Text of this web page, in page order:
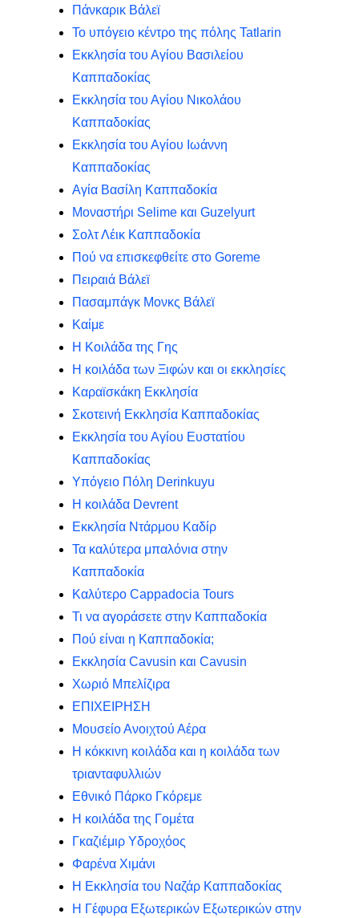
Πάνκαρικ Βάλεϊ
Το υπόγειο κέντρο της πόλης Tatlarin
Εκκλησία του Αγίου Βασιλείου
Καππαδοκίας
Εκκλησία του Αγίου Νικολάου
Καππαδοκίας
Εκκλησία του Αγίου Ιωάννη
Καππαδοκίας
Αγία Βασίλη Καππαδοκία
Μοναστήρι Selime και Guzelyurt
Σολτ Λέικ Καππαδοκία
Πού να επισκεφθείτε στο Goreme
Πειραιά Βάλεϊ
Πασαμπάγκ Μονκς Βάλεϊ
Καίμε
Η Κοιλάδα της Γης
Η κοιλάδα των Ξιφών και οι εκκλησίες
Καραϊσκάκη Εκκλησία
Σκοτεινή Εκκλησία Καππαδοκίας
Εκκλησία του Αγίου Ευστατίου
Καππαδοκίας
Υπόγειο Πόλη Derinkuyu
Η κοιλάδα Devrent
Εκκλησία Ντάρμου Καδίρ
Τα καλύτερα μπαλόνια στην
Καππαδοκία
Καλύτερο Cappadocia Tours
Τι να αγοράσετε στην Καππαδοκία
Πού είναι η Καππαδοκία;
Εκκλησία Cavusin και Cavusin
Χωριό Μπελίζιρα
ΕΠΙΧΕΙΡΗΣΗ
Μουσείο Ανοιχτού Αέρα
Η κόκκινη κοιλάδα και η κοιλάδα των
τριανταφυλλιών
Εθνικό Πάρκο Γκόρεμε
Η κοιλάδα της Γομέτα
Γκαζιέμιρ Υδροχόος
Φαρένα Χιμάνι
Η Εκκλησία του Ναζάρ Καππαδοκίας
Η Γέφυρα Εξωτερικών Εξωτερικών στην